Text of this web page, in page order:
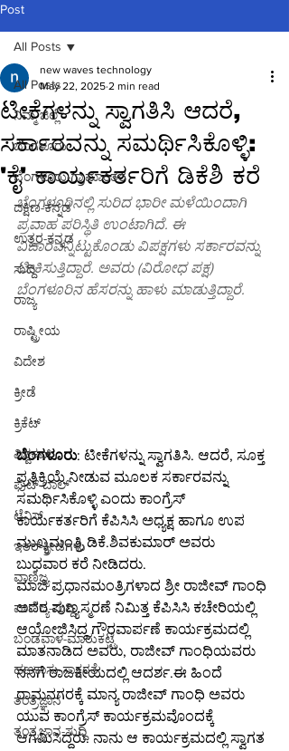
Post
All Posts
ನಿಮ್ಮ ಜಿಲ್ಲೆ
ಬೆಂಗಳೂರು
ಬೆಂಗಳೂರು-ಗ್ರಾಮಾಂತರ
ದಕ್ಷಿಣ-ಕನ್ನಡ
ಉತ್ತರ-ಕನ್ನಡ
ಸುದ್ದಿ
ರಾಜ್ಯ
ರಾಷ್ಟ್ರೀಯ
ವಿದೇಶ
ಕ್ರೀಡೆ
ಕ್ರಿಕೆಟ್
ವಿಶ್ವಕಪ್
ಫುಟ್-ಬಾಲ್
ಟೆನಿಸ್
ಇತರ-ಕ್ರೀಡೆಗಳು
ವಾಣಿಜ್ಯ
ವಾಣಿಜ್ಯ-ಸುದ್ದಿ
ಬಂಡವಾಳ-ಮಾರುಕಟ್ಟೆ
ಹಣಕಾಸು-ಸಾಕ್ಷರತೆ
ತಂತ್ರಜ್ಞಾನ
ತಂತ್ರಜ್ಞಾನ-ಸುದ್ದಿ
All Posts
ಟೀಕೆಗಳನ್ನು ಸ್ವಾಗತಿಸಿ ಆದರೆ,
ಸರ್ಕಾರವನ್ನು ಸಮರ್ಥಿಸಿಕೊಳ್ಳಿ:
'ಕೈ' ಕಾರ್ಯಕರ್ತರಿಗೆ ಡಿಕೆಶಿ ಕರೆ
new waves technology
May 22, 2025 2 min read
ಬೆಂಗಳೂರಿನಲ್ಲಿ ಸುರಿದ ಭಾರೀ ಮಳೆಯಿಂದಾಗಿ
ಪ್ರವಾಹ ಪರಿಸ್ಥಿತಿ ಉಂಟಾಗಿದೆ. ಈ
ವಿಚಾರವನ್ನಿಟ್ಟುಕೊಂಡು ವಿಪಕ್ಷಗಳು ಸರ್ಕಾರವನ್ನು
ಟೀಕಿಸುತ್ತಿದ್ದಾರೆ. ಅವರು (ವಿರೋಧ ಪಕ್ಷ)
ಬೆಂಗಳೂರಿನ ಹೆಸರನ್ನು ಹಾಳು ಮಾಡುತ್ತಿದ್ದಾರೆ.
ಬೆಂಗಳೂರು: ಟೀಕೆಗಳನ್ನು ಸ್ವಾಗತಿಸಿ. ಆದರೆ, ಸೂಕ್ತ
ಪ್ರತಿಕ್ರಿಯೆ ನೀಡುವ ಮೂಲಕ ಸರ್ಕಾರವನ್ನು
ಸಮರ್ಥಿಸಿಕೊಳ್ಳಿ ಎಂದು ಕಾಂಗ್ರೆಸ್
ಕಾರ್ಯಕರ್ತರಿಗೆ ಕೆಪಿಸಿಸಿ ಅಧ್ಯಕ್ಷ ಹಾಗೂ ಉಪ
ಮುಖ್ಯಮಂತ್ರಿ ಡಿಕೆ.ಶಿವಕುಮಾರ್ ಅವರು
ಬುಧವಾರ ಕರೆ ನೀಡಿದರು.
ಮಾಜಿ ಪ್ರಧಾನಮಂತ್ರಿಗಳಾದ ಶ್ರೀ ರಾಜೀವ್ ಗಾಂಧಿ
ಅವರ ಪುಣ್ಯಸ್ಮರಣೆ ನಿಮಿತ್ತ ಕೆಪಿಸಿಸಿ ಕಚೇರಿಯಲ್ಲಿ
ಆಯೋಜಿಸಿದ್ದ ಗೌರವಾರ್ಪಣೆ ಕಾರ್ಯಕ್ರಮದಲ್ಲಿ
ಮಾತನಾಡಿದ ಅವರು, ರಾಜೀವ್ ಗಾಂಧಿಯವರು
ನನಗೆ ರಾಜಕೀಯದಲ್ಲಿ ಆದರ್ಶ.ಈ ಹಿಂದೆ
ರಾಮನಗರಕ್ಕೆ ಮಾನ್ಯ ರಾಜೀವ್ ಗಾಂಧಿ ಅವರು
ಯುವ ಕಾಂಗ್ರೆಸ್ ಕಾರ್ಯಕ್ರಮವೊಂದಕ್ಕೆ
ಆಗಮಿಸಿದ್ದರು. ನಾನು ಆ ಕಾರ್ಯಕ್ರಮದಲ್ಲಿ ಸ್ವಾಗತ